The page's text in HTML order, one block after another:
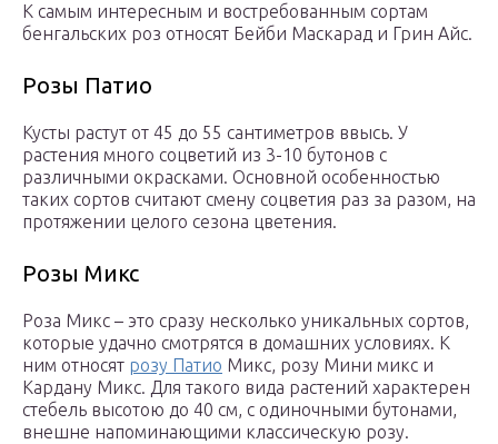
К самым интересным и востребованным сортам
бенгальских роз относят Бейби Маскарад и Грин Айс.
Розы Патио
Кусты растут от 45 до 55 сантиметров ввысь. У
растения много соцветий из 3-10 бутонов с
различными окрасками. Основной особенностью
таких сортов считают смену соцветия раз за разом, на
протяжении целого сезона цветения.
Розы Микс
Роза Микс – это сразу несколько уникальных сортов,
которые удачно смотрятся в домашних условиях. К
ним относят розу Патио Микс, розу Мини микс и
Кардану Микс. Для такого вида растений характерен
стебель высотою до 40 см, с одиночными бутонами,
внешне напоминающими классическую розу.